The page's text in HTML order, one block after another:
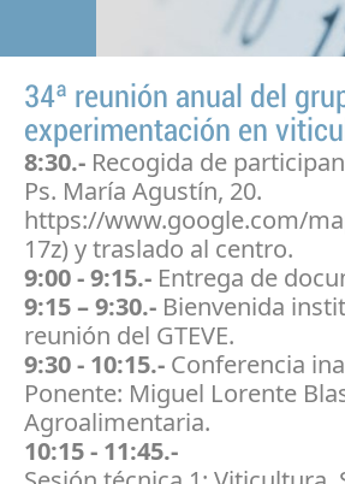
34ª reunión anual del
experimentación en
8:30.- Recogida de
Ps. María Agustín, 20.
https://www.google.com/
17z) y traslado al centro.
9:00 - 9:15.- Entrega de
9:15 – 9:30.- Bienvenida
reunión del GTEVE.
9:30 - 10:15.- Conferencia
Ponente: Miguel Lorente
Agroalimentaria.
10:15 - 11:45.-